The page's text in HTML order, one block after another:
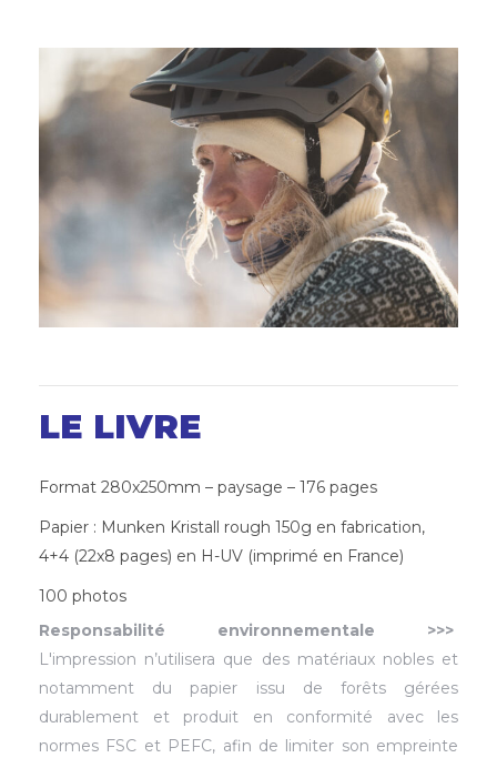
LE LIVRE
Format 280x250mm – paysage – 176 pages
Papier : Munken Kristall rough 150g en fabrication,
4+4 (22x8 pages) en H-UV (imprimé en France)
100 photos
Responsabilité environnementale >>>
L'impression n’utilisera que des matériaux nobles et
notamment du papier issu de forêts gérées
durablement et produit en conformité avec les
normes FSC et PEFC, afin de limiter son empreinte